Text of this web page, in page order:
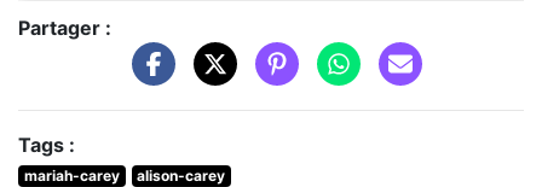
Partager :
Tags :
mariah-carey alison-carey